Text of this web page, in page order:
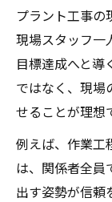
プラント工事の
現場スタッフ一
目標達成へと導
ではなく、現場
せることが理想
例えば、作業工
は、関係者全員
出す姿勢が信頼